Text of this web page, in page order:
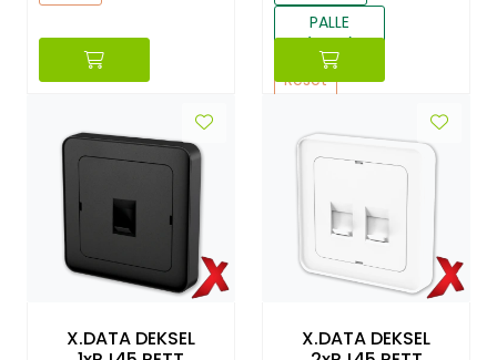
PALLE
(1440)
Reset
X.DATA DEKSEL
X.DATA DEKSEL